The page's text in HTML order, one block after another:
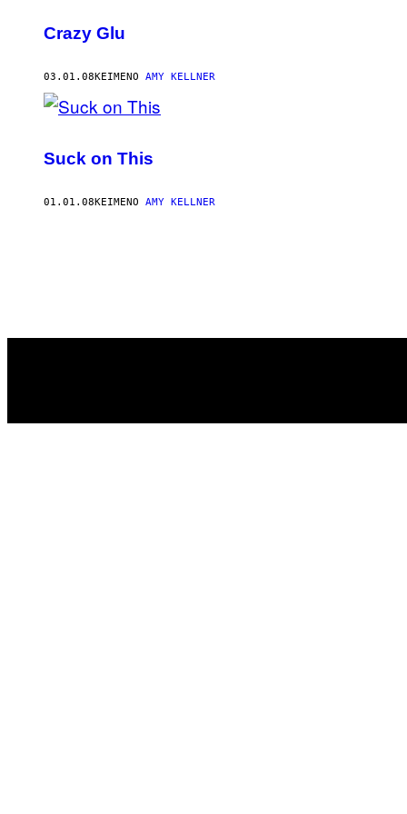
Crazy Glu
03.01.08ΚΕΊΜΕΝΟ AMY KELLNER
Suck on This
01.01.08ΚΕΊΜΕΝΟ AMY KELLNER